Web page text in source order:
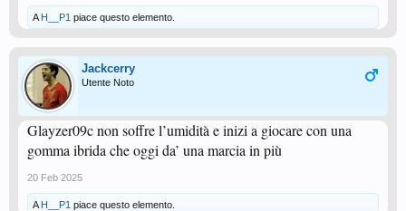
A H__P1 piace questo elemento.
Jackcerry
Utente Noto
Glayzer09c non soffre l’umidità e inizi a giocare con una
gomma ibrida che oggi da’ una marcia in più
20 Feb 2025
A H__P1 piace questo elemento.